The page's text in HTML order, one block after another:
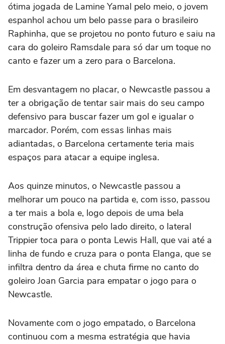
ótima jogada de Lamine Yamal pelo meio, o jovem
espanhol achou um belo passe para o brasileiro
Raphinha, que se projetou no ponto futuro e saiu na
cara do goleiro Ramsdale para só dar um toque no
canto e fazer um a zero para o Barcelona.
Em desvantagem no placar, o Newcastle passou a
ter a obrigação de tentar sair mais do seu campo
defensivo para buscar fazer um gol e igualar o
marcador. Porém, com essas linhas mais
adiantadas, o Barcelona certamente teria mais
espaços para atacar a equipe inglesa.
Aos quinze minutos, o Newcastle passou a
melhorar um pouco na partida e, com isso, passou
a ter mais a bola e, logo depois de uma bela
construção ofensiva pelo lado direito, o lateral
Trippier toca para o ponta Lewis Hall, que vai até a
linha de fundo e cruza para o ponta Elanga, que se
infiltra dentro da área e chuta firme no canto do
goleiro Joan Garcia para empatar o jogo para o
Newcastle.
Novamente com o jogo empatado, o Barcelona
continuou com a mesma estratégia que havia